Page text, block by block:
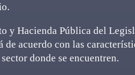
y Hacienda Pública del
acuerdo con las
donde se encuentren.